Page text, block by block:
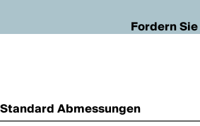
Fordern
Standard Abmessungen